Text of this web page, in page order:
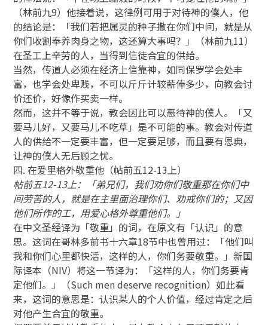
（林前九9）他接着说，这律例可用于对待神的僕人，他
的结论是：「我们若把属灵的种子撒在你们中间，就是从
你们收割奉养肉身之物，这还算大事吗？」（林前九11）
在圣工上辛劳的人，当得到信徒合宜的供给。
当然，传道人必须在经济上信靠神，如同保罗学会处丰
富，也学会处卑贱，不可以斤斤计较薪俸多少，向教会讨
价还价，好像作买卖一样。
然而，这并不等于说，教会因此可以恶待神的僕人。「又
要马儿好，又要马儿不吃草」是不可能的事。教会对传道
人的供给不一定要丰富，但一定要足够，而且要有恩典，
让神的僕人无后顾之忧。
四. 在爱里格外敬重他（帖前五12-13上）
帖前五12-13上：「弟兄们，我们劝你们敬重那在你们中
间劳苦的人，就是在主里面治理你们、劝戒你们的；又因
他们所作的工，用爱心格外尊重他们。」
在中文圣经译为「敬重」的词，在原文有「认识」的意
思。这词在哥林多前书十六章18节中也曾用过：「他们叫
我和你们心里都快活，这样的人，你们务要敬重。」新国
际译本（NIV）将这一节译为：「这样的人，你们务要肯
定他们。」（Such men deserve recognition）如此看
来，这词的意思是：认识某人的个人价值，经过肯定之后
对他产生合宜的敬重。